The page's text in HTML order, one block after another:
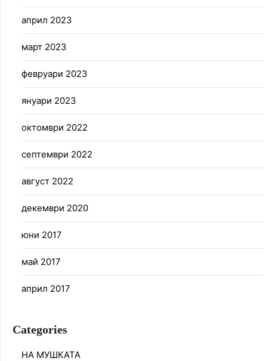
април 2023
март 2023
февруари 2023
януари 2023
октомври 2022
септември 2022
август 2022
декември 2020
юни 2017
май 2017
април 2017
Categories
НА МУШКАТА